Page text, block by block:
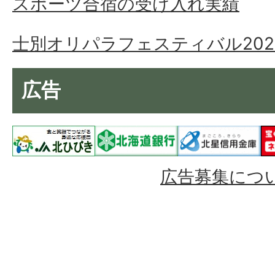
士別オリパラフェスティバル
広告
広告募集につ